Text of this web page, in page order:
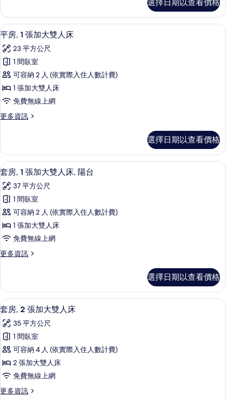
人
床
的
所
有
相
片
1
張
特
雙
人
床
的
詳
情
選擇日期以查看價格
顯
示
平
房,
1
張
加
大
人
床
的
所
有
相
片
平房, 1 張加大雙人床 | 低過敏寢具、
4
平房, 1 張加大雙人床
23 平方公尺
1 間臥室
可容納 2 人 (依實際入住人數計費)
1 張加大雙人床
免費無線上網
更多資訊
更
1
張
加
雙
人
床
的
詳
情
選擇日期以查看價格
顯
示
套
房,
1
張
加
大
人
床,
陽
台
的
所
有
相
片
套房, 1 張加大雙人床, 陽台 | 低過敏
2
套房, 1 張加大雙人床, 陽台
37 平方公尺
1 間臥室
可容納 2 人 (依實際入住人數計費)
1 張加大雙人床
免費無線上網
更多資訊
更
1
張
加
雙
人
床,
陽
台
的
詳
情
選擇日期以查看價格
顯
示
套
房,
2
張
加
大
套房, 2 張加大雙人床 | 低過敏寢具、
2
套房, 2 張加大雙人床
35 平方公尺
1 間臥室
可容納 4 人 (依實際入住人數計費)
2 張加大雙人床
免費無線上網
更多資訊
更